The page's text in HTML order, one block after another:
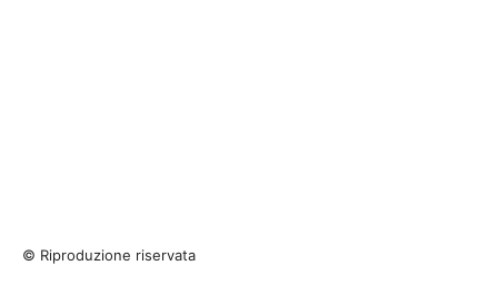
© Riproduzione riservata